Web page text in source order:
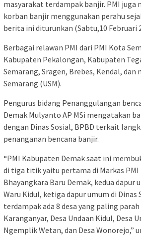
masyarakat terdampak banjir. PMI juga
korban banjir menggunakan perahu
berita ini diturunkan (Sabtu,10 Februari
Berbagai relawan PMI dari PMI Kota
Kabupaten Pekalongan, Kabupaten
Semarang, Sragen, Brebes, Kendal, dan
Semarang (USM).
Pengurus bidang Penanggulangan
Demak Mulyanto AP MSi mengatakan
dengan Dinas Sosial, BPBD terkait
penanganan bencana banjir.
“PMI Kabupaten Demak saat ini
di tiga titik yaitu pertama di Markas PMI
Bhayangkara Baru Demak, kedua dapur
Waru Kidul, ketiga dapur umum di Dinas
terdampak ada 8 desa yang paling parah
Karanganyar, Desa Undaan Kidul, Desa
Ngemplik Wetan, dan Desa Wonorejo,”